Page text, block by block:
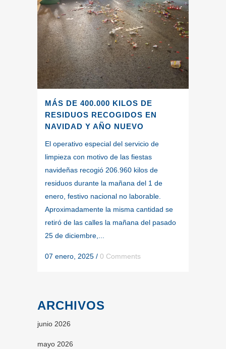
MÁS DE 400.000 KILOS DE
RESIDUOS RECOGIDOS EN
NAVIDAD Y AÑO NUEVO
El operativo especial del servicio de
limpieza con motivo de las fiestas
navideñas recogió 206.960 kilos de
residuos durante la mañana del 1 de
enero, festivo nacional no laborable.
Aproximadamente la misma cantidad se
retiró de las calles la mañana del pasado
25 de diciembre,...
07 enero, 2025 / 0 Comments
ARCHIVOS
junio 2026
mayo 2026